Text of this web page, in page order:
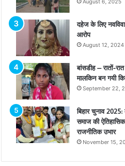
August 6, 2025
दहेज के लिए
आरोप
August 12, 2024
बांसडीह – रातों-
मालकिन बन गयी
September 22,
बिहार चुनाव
समाज की
राजनीतिक उभार
November 15,